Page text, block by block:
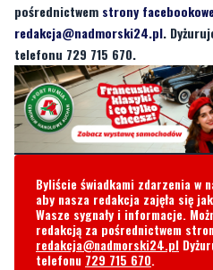
pośrednictwem strony
redakcja@nadmorski24.pl.
telefonu 729 715 670.
Byliście świadkami zdarzenia w
aby nasza redakcja zajęła się
Wasze sygnały i informacje.
redakcją za pośrednictwem
redakcja@nadmorski24.pl
telefonu 729 715 670.